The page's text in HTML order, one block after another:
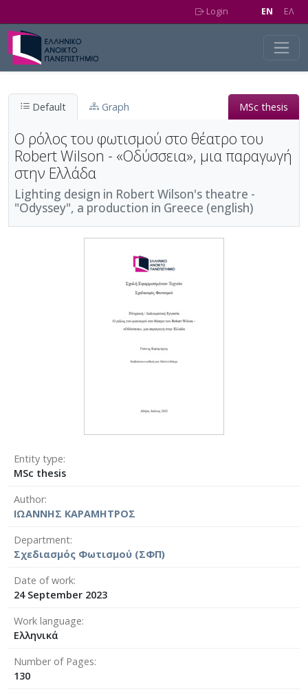
Login EN EΛ
Default Graph MSc thesis
Ο ρόλος του φωτισμού στο θέατρο του
Robert Wilson - «Οδύσσεια», μια παραγωγή
στην Ελλάδα
Lighting design in Robert Wilson's theatre -
"Odyssey", a production in Greece (english)
Entity type
MSc thesis
Author
ΙΩΑΝΝΗΣ ΚΑΡΑΜΗΤΡΟΣ
Department
Σχεδιασμός Φωτισμού (ΣΦΠ)
Date of work
24 September 2023
Work language
Ελληνικά
Number of Pages
130